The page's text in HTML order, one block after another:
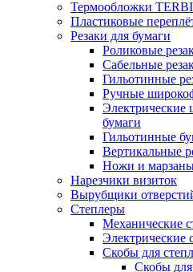
Термообложки
Пластиковые
Резаки для бумаги
Роликовые
Сабельные
Гильотинные
Ручные
Электрические
бумаги
Гильотинные
Вертикальные
Ножи и марзаны
Нарезчики визиток
Вырубщики
Степлеры
Механические
Электрические
Скобы для
Скобы для